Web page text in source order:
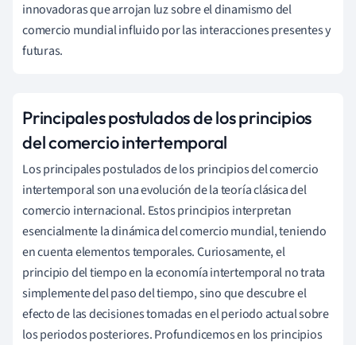
innovadoras que arrojan luz sobre el dinamismo del
comercio mundial influido por las interacciones presentes y
futuras.
Principales postulados de los principios
del comercio intertemporal
Los principales postulados de los principios del comercio
intertemporal son una evolución de la teoría clásica del
comercio internacional. Estos principios interpretan
esencialmente la dinámica del comercio mundial, teniendo
en cuenta elementos temporales. Curiosamente, el
principio del tiempo en la economía intertemporal no trata
simplemente del paso del tiempo, sino que descubre el
efecto de las decisiones tomadas en el periodo actual sobre
los periodos posteriores. Profundicemos en los principios